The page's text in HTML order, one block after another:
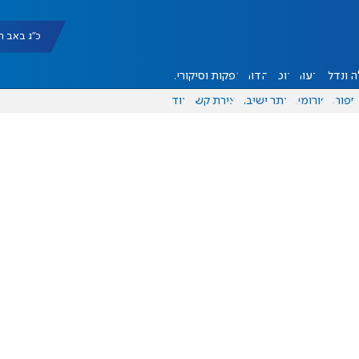
כ"ג באב תשפ"ו
ונדל"ן דעות אוכל יהדות הפקות וסיקורים
ספורט פורומים אתר ישיבה יצירת קשר עוד